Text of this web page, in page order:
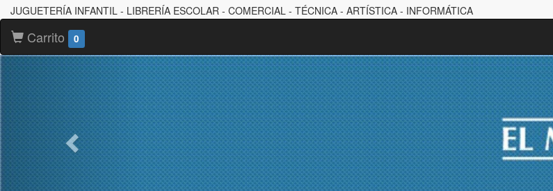
JUGUETERÍA INFANTIL - LIBRERÍA ESCOLAR - COMERCIAL - TÉCNICA - ARTÍSTICA - INFORMÁTICA
Carrito 0